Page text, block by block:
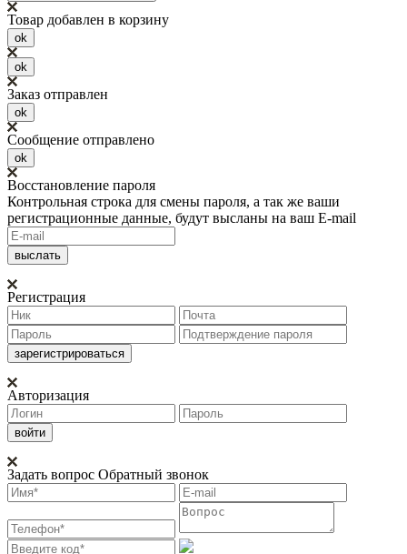
Товар добавлен в корзину
ok
ok
Заказ отправлен
ok
Сообщение отправлено
ok
Восстановление пароля
Контрольная строка для смены пароля, а так же ваши
регистрационные данные, будут высланы на ваш E-mail
Регистрация
Авторизация
Задать вопрос Обратный звонок